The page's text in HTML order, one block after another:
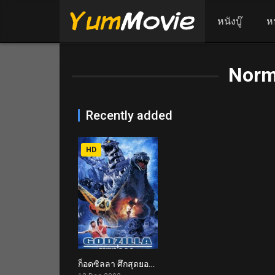
หนังบู๊ ห
Recently added
6.5
HD
ก็อดซิลลา ศึกสุดยอดจอมอสูร Godzilla: Tokyo S.O.S. (2003)